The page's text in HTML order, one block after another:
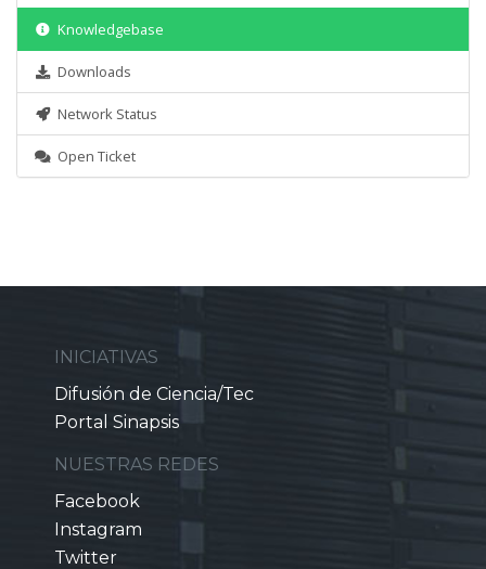
Knowledgebase
Downloads
Network Status
Open Ticket
INICIATIVAS
Difusión de Ciencia/Tec
Portal Sinapsis
NUESTRAS REDES
Facebook
Instagram
Twitter